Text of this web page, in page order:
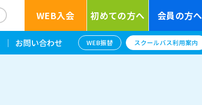
WEB入会 初めての方へ 会員の方へ
お問い合わせ WEB振替 スクールバス利用案内